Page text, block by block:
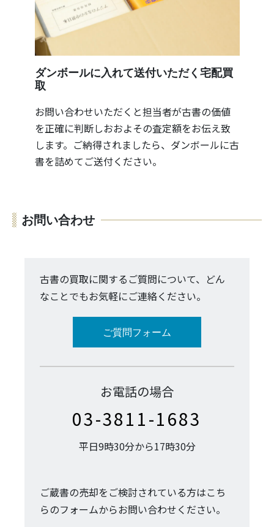
ダンボールに入れて送付いただく宅配買
取
お問い合わせいただくと担当者が古書の価値
を正確に判断しおおよその査定額をお伝え致
します。ご納得されましたら、ダンボールに古
書を詰めてご送付ください。
お問い合わせ
古書の買取に関するご質問について、どん
なことでもお気軽にご連絡ください。
ご質問フォーム
お電話の場合
03-3811-1683
平日9時30分から17時30分
ご蔵書の売却をご検討されている方はこち
らのフォームからお問い合わせください。